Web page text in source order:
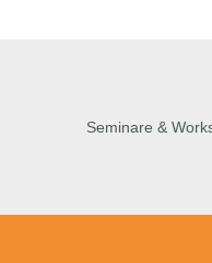
Seminare &